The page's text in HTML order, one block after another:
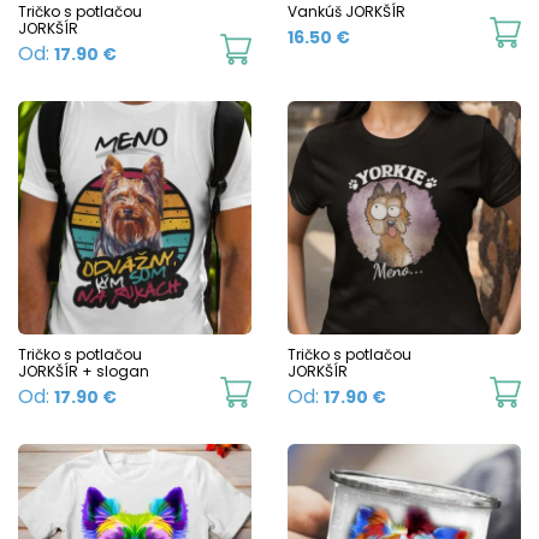
chosen
on
product
page
Tričko s potlačou
JORKŠÍR
Od: 17.90 €
This
has
multiple
variants.
options
may
be
chosen
on
product
page
Vankúš JORKŠÍR
16.50 €
Tričko s potlačou
JORKŠÍR + slogan
Od: 17.90 €
This
has
multiple
variants.
Tričko s potlačou
JORKŠÍR
Od: 17.90 €